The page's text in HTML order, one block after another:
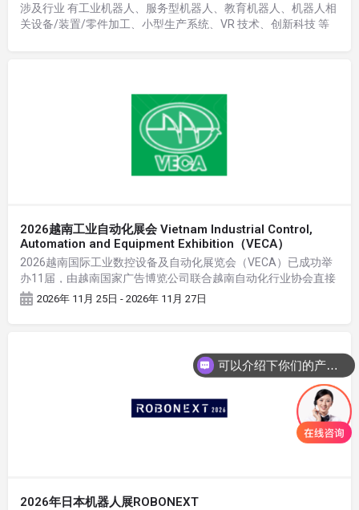
涉及行业 有工业机器人、服务型机器人、教育机器人、机器人相
关设备/装置/零件加工、小型生产系统、VR 技术、创新科技 等
2026越南工业自动化展会 Vietnam Industrial Control,
Automation and Equipment Exhibition（VECA）
2026越南国际工业数控设备及自动化展览会（VECA）已成功举
办11届，由越南国家广告博览公司联合越南自动化行业协会直接
主办的专业自动化展。展会涵盖数控设备、工业自动化、工业机
2026年 11月 25日 - 2026年 11月 27日
2026年日本机器人展ROBONEXT
可以介绍下你们的产品么